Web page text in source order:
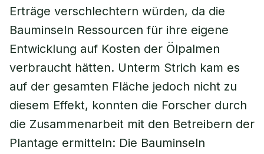
Erträge verschlechtern würden, da die
Bauminseln Ressourcen für ihre eigene
Entwicklung auf Kosten der Ölpalmen
verbraucht hätten. Unterm Strich kam es
auf der gesamten Fläche jedoch nicht zu
diesem Effekt, konnten die Forscher durch
die Zusammenarbeit mit den Betreibern der
Plantage ermitteln: Die Bauminseln